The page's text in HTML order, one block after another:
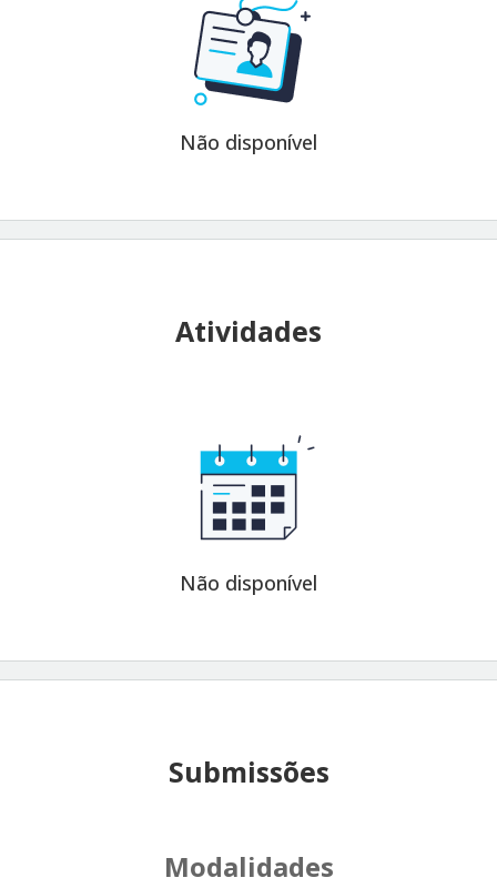
Não disponível
Atividades
Não disponível
Submissões
Modalidades